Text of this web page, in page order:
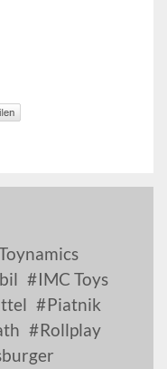
IMC Toys
Piatnik
Rollplay